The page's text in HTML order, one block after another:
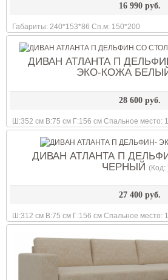
16 990 руб.
Габариты: 240*153*86 Сп.м: 150*200
ДИВАН АТЛАНТА П
ЭКО-КОЖА
28 600 руб.
Ш:352 см В:75 см Г:156 см Спальное место:
ДИВАН АТЛАНТА П
ЧЕРНЫЙ (Код:
27 400 руб.
Ш:312 см В:75 см Г:156 см Спальное место: